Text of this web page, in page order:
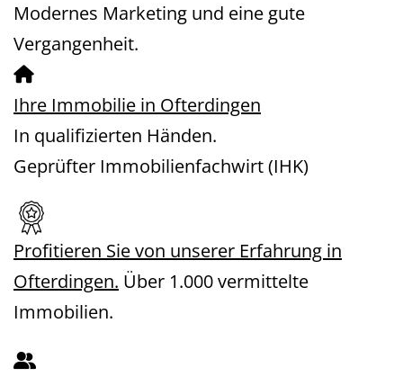
Modernes Marketing und eine gute
Vergangenheit.
Ihre Immobilie in Ofterdingen
In qualifizierten Händen.
Geprüfter Immobilienfachwirt (IHK)
Profitieren Sie von unserer Erfahrung in
Ofterdingen. Über 1.000 vermittelte
Immobilien.